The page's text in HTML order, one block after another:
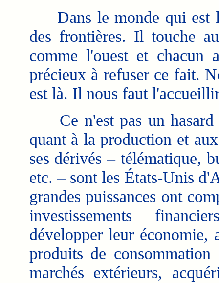
Dans le monde qui est
des frontières. Il touche
comme l'ouest et chacun
précieux à refuser ce fait.
est là. Il nous faut
Ce n'est pas un hasard
quant à la production et
ses dérivés – télématique,
etc. – sont les États-Unis
grandes puissances ont
investissements
développer leur économie,
produits de
marchés extérieurs,